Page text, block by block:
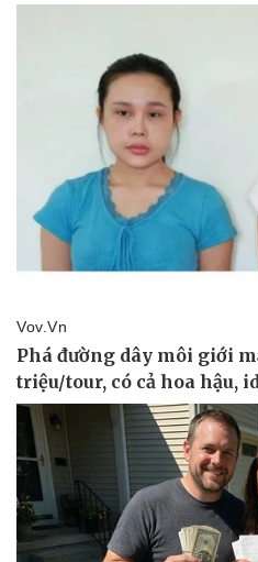
Doanh nghiệp
Thông tin doanh nghiệp
Doanh nghiệp 24h